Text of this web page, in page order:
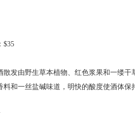
由野生草本植物、红色浆果和一缕干
料和一丝盐碱味道，明快的酸度使酒体保